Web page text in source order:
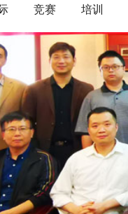
竞赛 培训